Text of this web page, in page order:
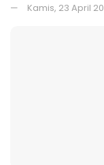
Kamis, 23 April